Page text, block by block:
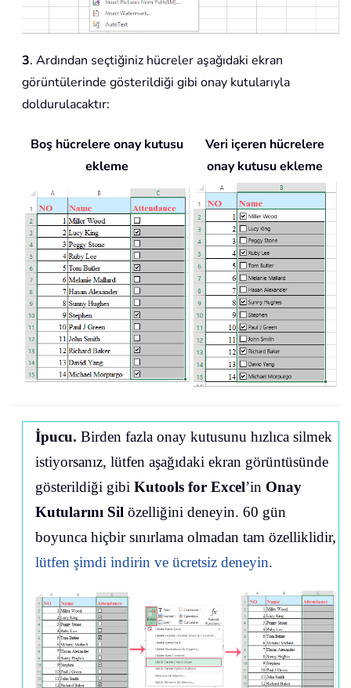
3. Ardından seçtiğiniz hücreler aşağıdaki ekran
görüntülerinde gösterildiği gibi onay kutularıyla
doldurulacaktır:
Boş hücrelere onay kutusu
ekleme
Veri içeren hücrelere
onay kutusu ekleme
İpucu. Birden fazla onay kutusunu hızlıca silmek
istiyorsanız, lütfen aşağıdaki ekran görüntüsünde
gösterildiği gibi Kutools for Excel’in Onay
Kutularını Sil özelliğini deneyin. 60 gün
boyunca hiçbir sınırlama olmadan tam özelliklidir,
lütfen şimdi indirin ve ücretsiz deneyin.